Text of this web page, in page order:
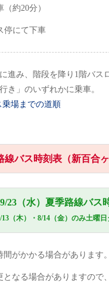
約20分）
停にて下車
進み、階段を降り1階バ
き」のいずれかに乗車。
場までの道順
線バス時刻表（新百合ヶ
23（水）夏季路線バス
（木）・8/14（金）のみ土曜日
がかかる場合があります。
なる場合がありますので